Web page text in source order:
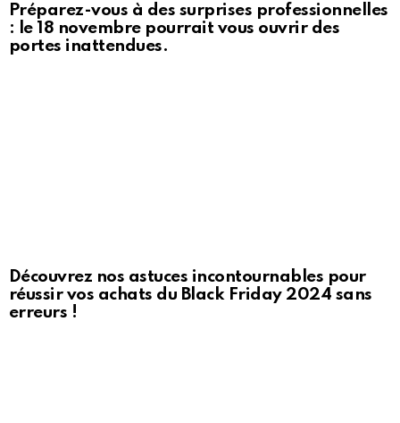
Préparez-vous à des surprises professionnelles
: le 18 novembre pourrait vous ouvrir des
portes inattendues.
Découvrez nos astuces incontournables pour
réussir vos achats du Black Friday 2024 sans
erreurs !